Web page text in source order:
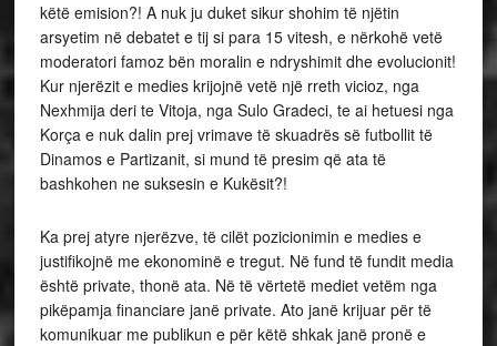
këtë emision?! A nuk ju duket sikur shohim të njëtin
arsyetim në debatet e tij si para 15 vitesh, e nërkohë vetë
moderatori famoz bën moralin e ndryshimit dhe evolucionit!
Kur njerëzit e medies krijojnë vetë një rreth vicioz, nga
Nexhmija deri te Vitoja, nga Sulo Gradeci, te ai hetuesi nga
Korça e nuk dalin prej vrimave të skuadrës së futbollit të
Dinamos e Partizanit, si mund të presim që ata të
bashkohen ne suksesin e Kukësit?!
Ka prej atyre njerëzve, të cilët pozicionimin e medies e
justifikojnë me ekonominë e tregut. Në fund të fundit media
është private, thonë ata. Në të vërtetë mediet vetëm nga
pikëpamja financiare janë private. Ato janë krijuar për të
komunikuar me publikun e për këtë shkak janë pronë e